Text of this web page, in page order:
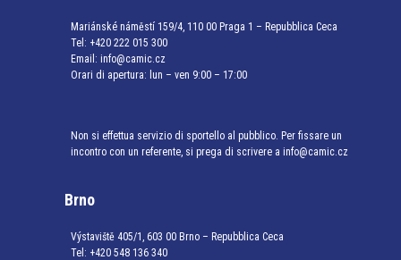
Mariánské náměstí 159/4, 110 00 Praga 1 – Repubblica Ceca
Tel: +420 222 015 300
Email: info@camic.cz
Orari di apertura: lun – ven 9:00 – 17:00
Non si effettua servizio di sportello al pubblico. Per fissare un
incontro con un referente, si prega di scrivere a info@camic.cz
Brno
Výstaviště 405/1, 603 00 Brno – Repubblica Ceca
Tel: +420 548 136 340